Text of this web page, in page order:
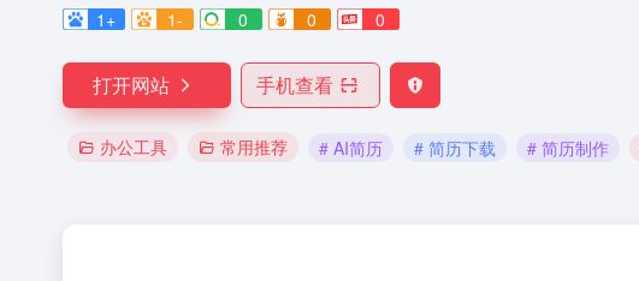
1+
1- 0 0 0
打开网站 手机查看
办公工具 常用推荐 # AI简历 # 简历下载 # 简历制作